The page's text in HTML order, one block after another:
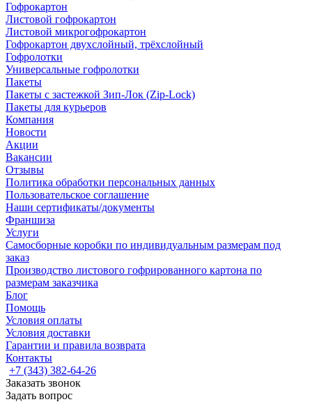
Гофрокартон
Листовой гофрокартон
Листовой микрогофрокартон
Гофрокартон двухслойный, трёхслойный
Гофролотки
Универсальные гофролотки
Пакеты
Пакеты с застежкой Зип-Лок (Zip-Lock)
Пакеты для курьеров
Компания
Новости
Акции
Вакансии
Отзывы
Политика обработки персональных данных
Пользовательское соглашение
Наши сертификаты/документы
Франшиза
Услуги
Самосборные коробки по индивидуальным размерам под
заказ
Производство листового гофрированного картона по
размерам заказчика
Блог
Помощь
Условия оплаты
Условия доставки
Гарантии и правила возврата
Контакты
+7 (343) 382-64-26
Заказать звонок
Задать вопрос